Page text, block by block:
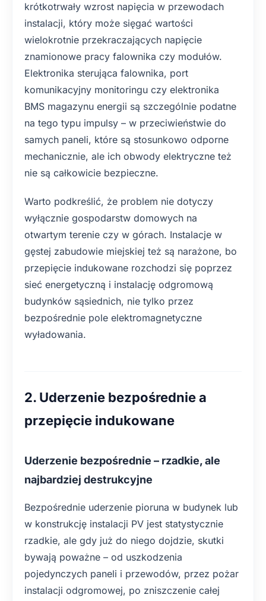
krótkotrwały wzrost napięcia w przewodach
instalacji, który może sięgać wartości
wielokrotnie przekraczających napięcie
znamionowe pracy falownika czy modułów.
Elektronika sterująca falownika, port
komunikacyjny monitoringu czy elektronika
BMS magazynu energii są szczególnie podatne
na tego typu impulsy – w przeciwieństwie do
samych paneli, które są stosunkowo odporne
mechanicznie, ale ich obwody elektryczne też
nie są całkowicie bezpieczne.
Warto podkreślić, że problem nie dotyczy
wyłącznie gospodarstw domowych na
otwartym terenie czy w górach. Instalacje w
gęstej zabudowie miejskiej też są narażone, bo
przepięcie indukowane rozchodzi się poprzez
sieć energetyczną i instalację odgromową
budynków sąsiednich, nie tylko przez
bezpośrednie pole elektromagnetyczne
wyładowania.
2. Uderzenie bezpośrednie a
przepięcie indukowane
Uderzenie bezpośrednie – rzadkie, ale
najbardziej destrukcyjne
Bezpośrednie uderzenie pioruna w budynek lub
w konstrukcję instalacji PV jest statystycznie
rzadkie, ale gdy już do niego dojdzie, skutki
bywają poważne – od uszkodzenia
pojedynczych paneli i przewodów, przez pożar
instalacji odgromowej, po zniszczenie całej